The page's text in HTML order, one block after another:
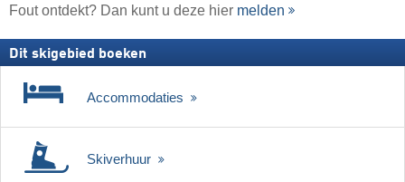
Fout ontdekt? Dan kunt u deze hier melden
Dit skigebied boeken
Accommodaties
Skiverhuur